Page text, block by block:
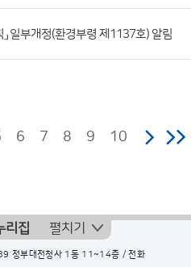
일부개정(환경부령 제1137호) 알림
6 7 8 9 10
리집 펼치기
정부대전청사 1동 11~14층 / 전화